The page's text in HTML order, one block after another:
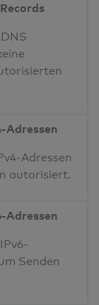
Adressen
Adressen
autorisiert.
Adressen
Senden